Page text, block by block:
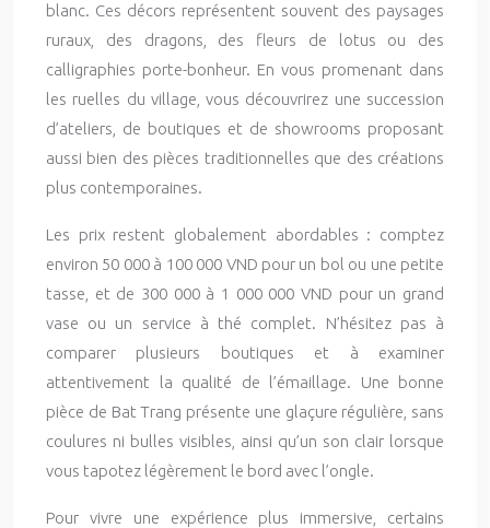
blanc. Ces décors représentent souvent des paysages
ruraux, des dragons, des fleurs de lotus ou des
calligraphies porte-bonheur. En vous promenant dans
les ruelles du village, vous découvrirez une succession
d’ateliers, de boutiques et de showrooms proposant
aussi bien des pièces traditionnelles que des créations
plus contemporaines.
Les prix restent globalement abordables : comptez
environ 50 000 à 100 000 VND pour un bol ou une petite
tasse, et de 300 000 à 1 000 000 VND pour un grand
vase ou un service à thé complet. N’hésitez pas à
comparer plusieurs boutiques et à examiner
attentivement la qualité de l’émaillage. Une bonne
pièce de Bat Trang présente une glaçure régulière, sans
coulures ni bulles visibles, ainsi qu’un son clair lorsque
vous tapotez légèrement le bord avec l’ongle.
Pour vivre une expérience plus immersive, certains